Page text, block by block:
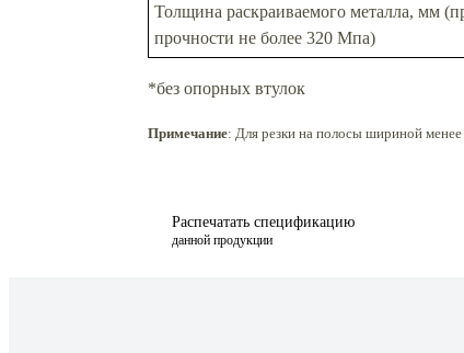
Толщина раскраиваемого металла, мм
прочности не более 320 Мпа)
*без опорных втулок
Примечание: Для резки на полосы шириной
Распечатать спецификацию
данной продукции